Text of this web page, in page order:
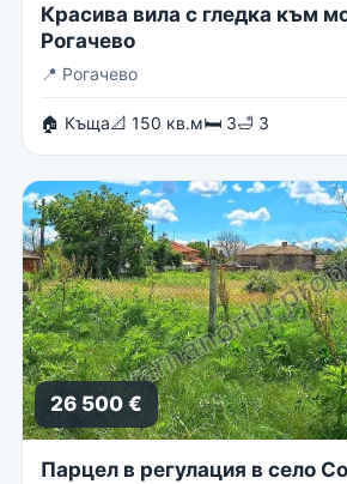
Красива вила с гледка към
Рогачево
📍 Рогачево
🏠 Къща📐 150 кв.м🛏 3🛁 3
26 500 €
Парцел в регулация в село